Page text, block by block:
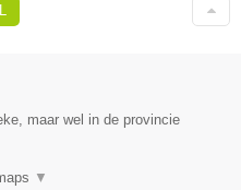
maar wel in de provincie
▼